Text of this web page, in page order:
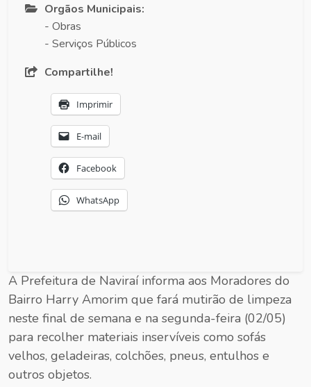
Orgãos Municipais:
- Obras
- Serviços Públicos
Compartilhe!
Imprimir
E-mail
Facebook
WhatsApp
A Prefeitura de Naviraí informa aos Moradores do
Bairro Harry Amorim que fará mutirão de limpeza
neste final de semana e na segunda-feira (02/05)
para recolher materiais inservíveis como sofás
velhos, geladeiras, colchões, pneus, entulhos e
outros objetos.